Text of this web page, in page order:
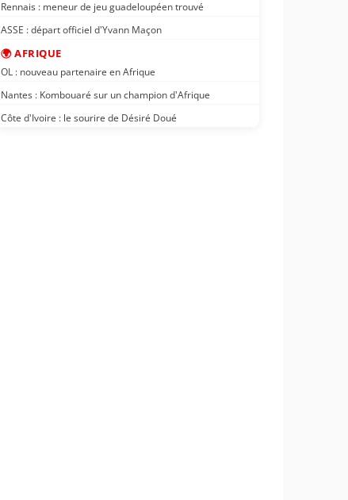
Rennais : meneur de jeu guadeloupéen trouvé
ASSE : départ officiel d'Yvann Maçon
🌍 AFRIQUE
OL : nouveau partenaire en Afrique
Nantes : Kombouaré sur un champion d'Afrique
Côte d'Ivoire : le sourire de Désiré Doué